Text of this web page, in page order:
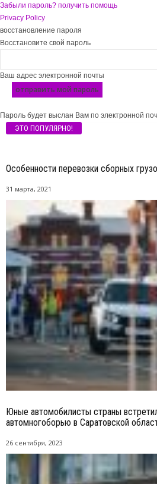
Забыли пароль? получить помощь
Privacy Policy
восстановление пароля
Восстановите свой пароль
Ваш адрес электронной почты
Пароль будет выслан Вам по электронной
ЭТО ПОПУЛЯРНО!
Особенности перевозки сборных
31 марта, 2021
Юные автомобилисты страны
автомногоборью в Саратовской
26 сентября, 2023